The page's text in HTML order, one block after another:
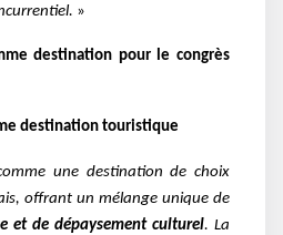
»
destination pour le congrès
destination touristique
une destination de choix
offrant un mélange unique de
et de dépaysement culturel. La